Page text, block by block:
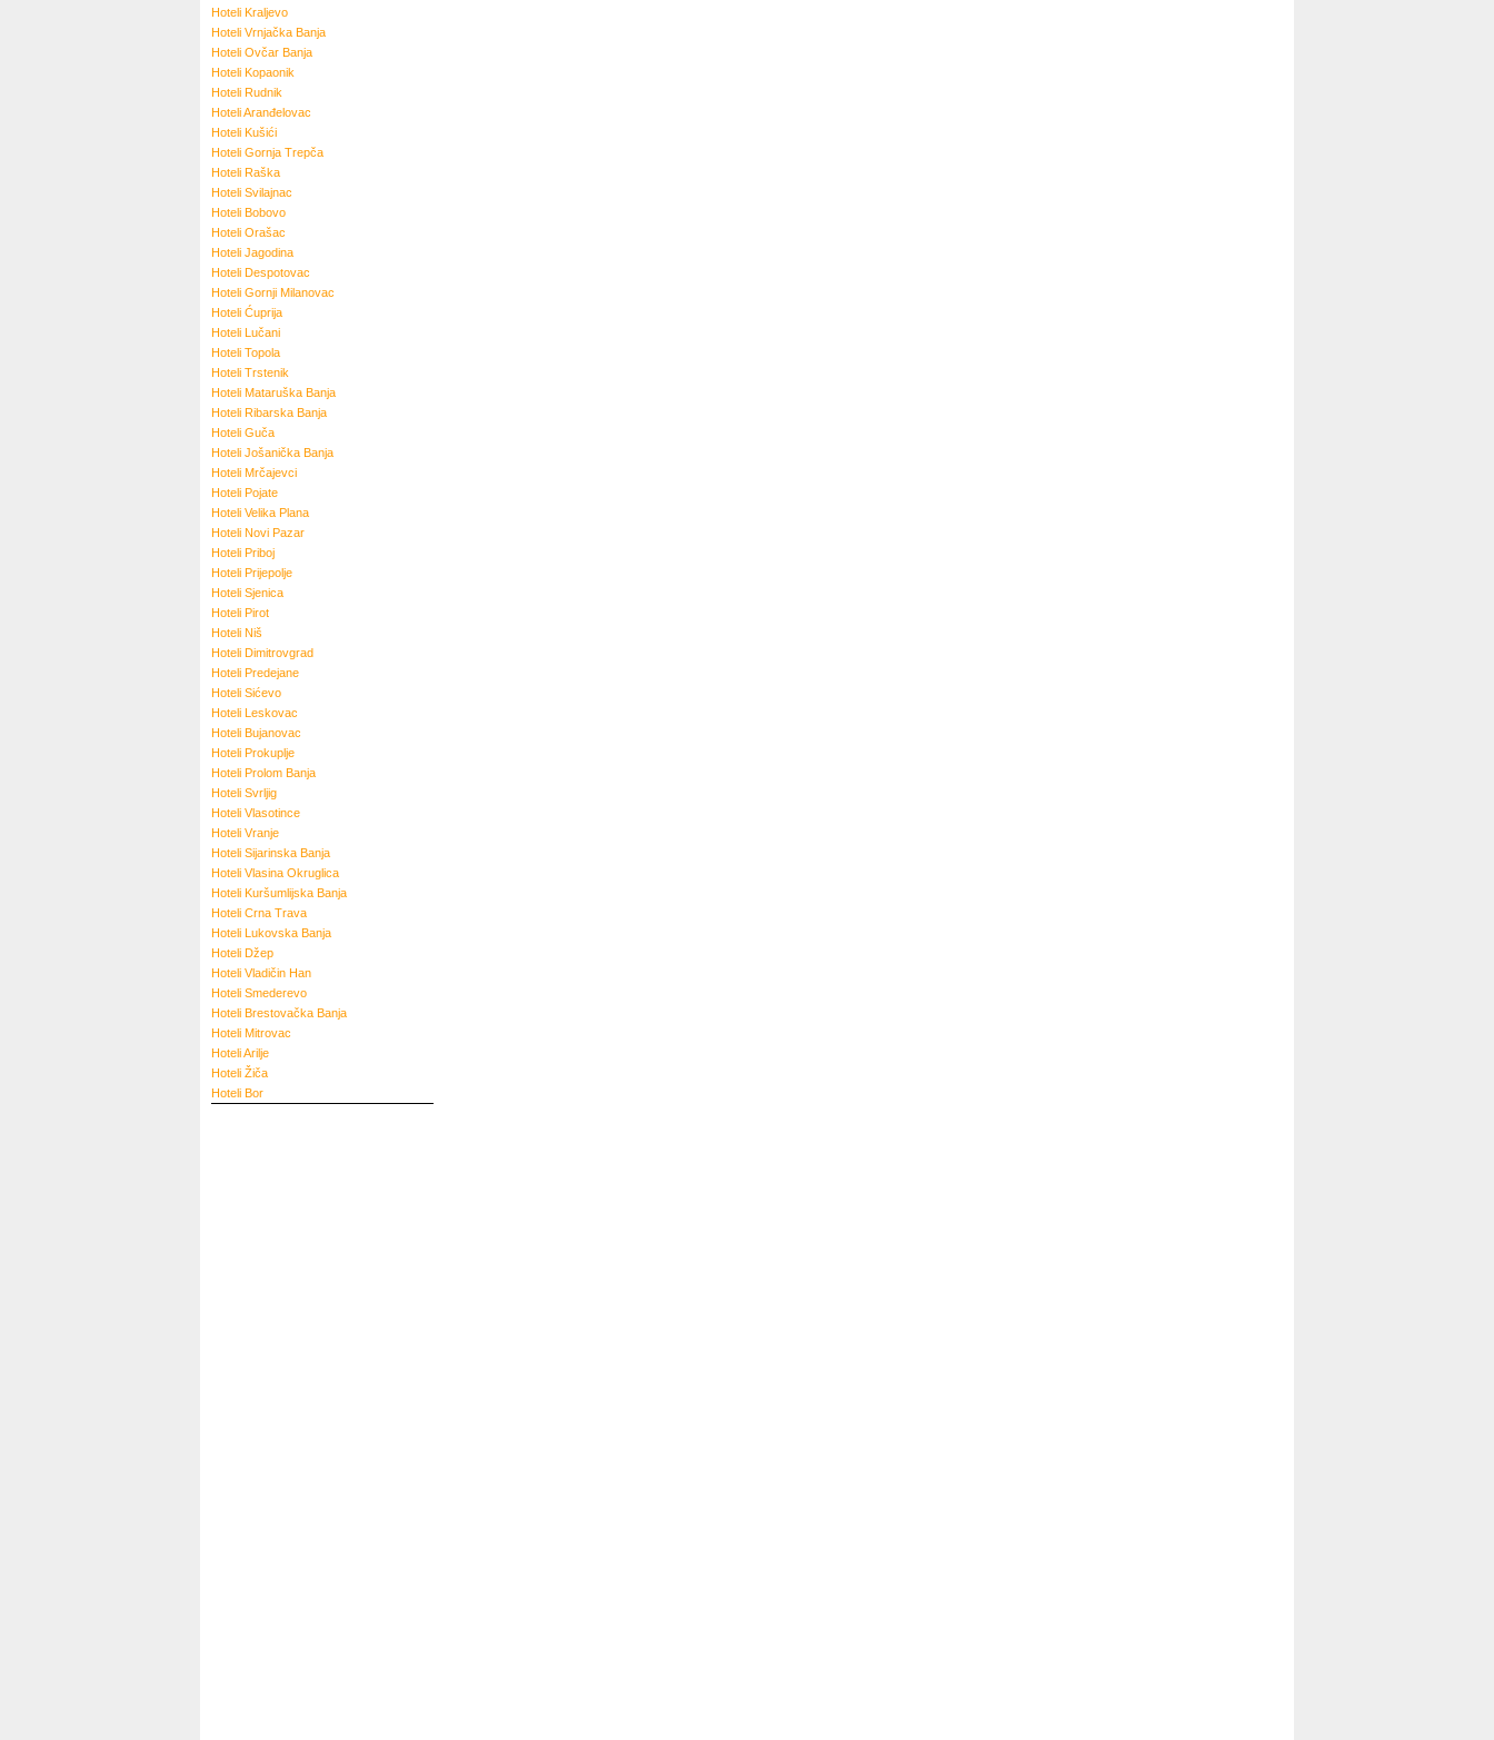
Hoteli Kraljevo
Hoteli Vrnjačka Banja
Hoteli Ovčar Banja
Hoteli Kopaonik
Hoteli Rudnik
HoteliAranđelovac
Hoteli Kušići
Hoteli Gornja Trepča
Hoteli Raška
Hoteli Svilajnac
Hoteli Bobovo
Hoteli Orašac
Hoteli Jagodina
Hoteli Despotovac
Hoteli Gornji Milanovac
Hoteli Ćuprija
Hoteli Lučani
Hoteli Topola
Hoteli Trstenik
Hoteli Mataruška Banja
Hoteli Ribarska Banja
Hoteli Guča
Hoteli Jošanička Banja
Hoteli Mrčajevci
Hoteli Pojate
Hoteli Velika Plana
Hoteli Novi Pazar
Hoteli Priboj
Hoteli Prijepolje
Hoteli Sjenica
Hoteli Pirot
Hoteli Niš
Hoteli Dimitrovgrad
Hoteli Predejane
Hoteli Sićevo
Hoteli Leskovac
Hoteli Bujanovac
Hoteli Prokuplje
Hoteli Prolom Banja
Hoteli Svrljig
Hoteli Vlasotince
Hoteli Vranje
Hoteli Sijarinska Banja
Hoteli Vlasina Okruglica
Hoteli Kuršumlijska Banja
Hoteli Crna Trava
Hoteli Lukovska Banja
Hoteli Džep
Hoteli Vladičin Han
Hoteli Smederevo
Hoteli Brestovačka Banja
Hoteli Mitrovac
HoteliArilje
Hoteli Žiča
Hoteli Bor